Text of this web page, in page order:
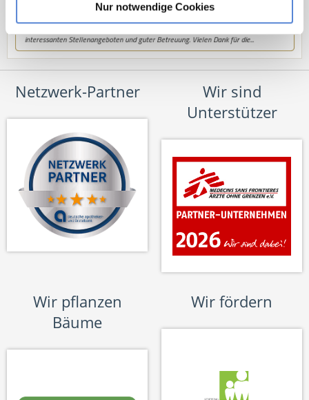
Nur notwendige Cookies
Netzwerk-Partner
Wir sind
Unterstützer
Wir pflanzen
Bäume
Wir fördern